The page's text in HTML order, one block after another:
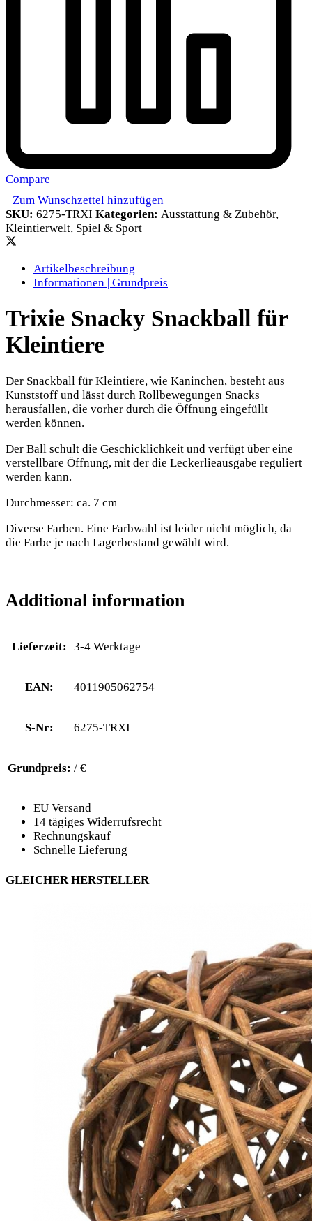
Compare
Zum Wunschzettel hinzufügen
SKU: 6275-TRXI Kategorien: Ausstattung & Zubehör,
Kleintierwelt, Spiel & Sport
Artikelbeschreibung
Informationen | Grundpreis
Trixie Snacky Snackball für
Kleintiere
Der Snackball für Kleintiere, wie Kaninchen, besteht aus
Kunststoff und lässt durch Rollbewegungen Snacks
herausfallen, die vorher durch die Öffnung eingefüllt
werden können.
Der Ball schult die Geschicklichkeit und verfügt über eine
verstellbare Öffnung, mit der die Leckerlieausgabe reguliert
werden kann.
Durchmesser: ca. 7 cm
Diverse Farben. Eine Farbwahl ist leider nicht möglich, da
die Farbe je nach Lagerbestand gewählt wird.
Additional information
Lieferzeit: 3-4 Werktage
EAN: 4011905062754
S-Nr: 6275-TRXI
Grundpreis: / €
EU Versand
14 tägiges Widerrufsrecht
Rechnungskauf
Schnelle Lieferung
GLEICHER HERSTELLER